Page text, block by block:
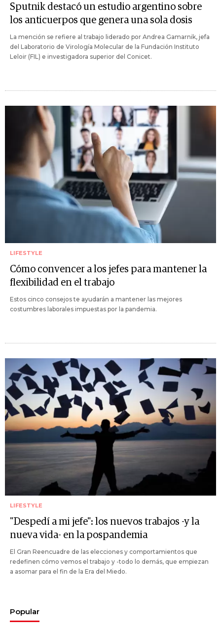
Sputnik destacó un estudio argentino sobre
los anticuerpos que genera una sola dosis
La mención se refiere al trabajo liderado por Andrea Gamarnik, jefa
del Laboratorio de Virología Molecular de la Fundación Instituto
Leloir (FIL) e investigadora superior del Conicet.
LIFESTYLE
Cómo convencer a los jefes para mantener la
flexibilidad en el trabajo
Estos cinco consejos te ayudarán a mantener las mejores
costumbres laborales impuestas por la pandemia.
LIFESTYLE
"Despedí a mi jefe": los nuevos trabajos -y la
nueva vida- en la pospandemia
El Gran Reencuadre de las elecciones y comportamientos que
redefinen cómo vemos el trabajo y -todo lo demás, que empiezan
a asomar para el fin de la Era del Miedo.
Popular